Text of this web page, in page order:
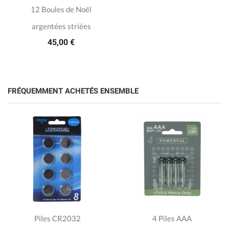
12 Boules de Noël
argentées striées
45,00 €
FRÉQUEMMENT ACHETÉS ENSEMBLE
Piles CR2032 4 Piles AAA